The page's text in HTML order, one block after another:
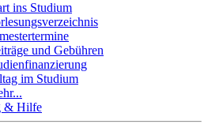
ins Studium
und Gebühren
im Studium
& Hilfe